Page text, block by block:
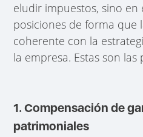
eludir impuestos, sino en
posiciones de forma que
coherente con la
la empresa. Estas son las
1. Compensación de
patrimoniales